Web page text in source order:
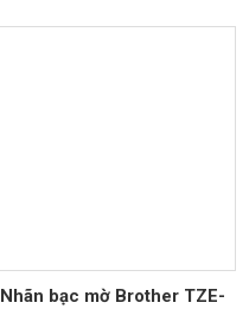
Nhãn bạc mờ Brother TZE-